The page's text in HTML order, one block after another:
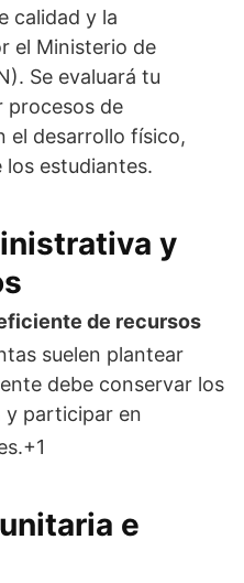
calidad y la
el Ministerio de
Se evaluará tu
procesos de
el desarrollo físico,
estudiantes.
y
de recursos
suelen plantear
debe conservar los
y participar en
.+1
e